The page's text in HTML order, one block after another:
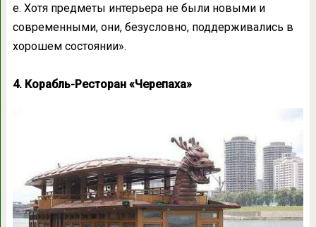
е. Хотя предметы интерьера не были новыми и
современными, они, безусловно, поддерживались в
хорошем состоянии».
4. Корабль-Ресторан «Черепаха»